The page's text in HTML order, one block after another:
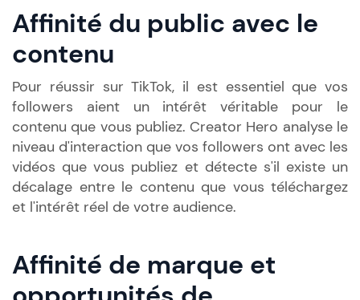
Affinité du public avec le
contenu
Pour réussir sur TikTok, il est essentiel que vos
followers aient un intérêt véritable pour le
contenu que vous publiez. Creator Hero analyse le
niveau d'interaction que vos followers ont avec les
vidéos que vous publiez et détecte s'il existe un
décalage entre le contenu que vous téléchargez
et l'intérêt réel de votre audience.
Affinité de marque et